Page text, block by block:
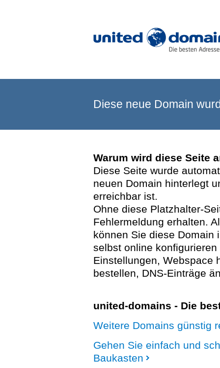
Diese neue Domain
Warum wird diese Seite
Diese Seite wurde
neuen Domain hinterlegt
erreichbar ist.
Ohne diese Platzhalter-
Fehlermeldung erhalten.
können Sie diese Domain
selbst online
Einstellungen, Webspace
bestellen, DNS-Einträge
united-domains - Die
Weitere Domains günstig
Gehen Sie einfach und
Baukasten